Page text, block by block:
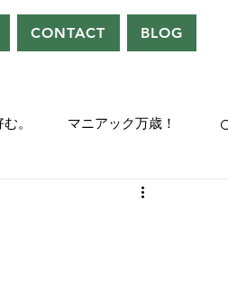
CONTACT BLOG
。 マニアック万歳！